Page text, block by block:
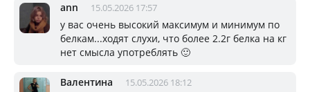
ann 15.05.2026 17:57
у вас очень высокий максимум и минимум по
белкам...ходят слухи, что более 2.2г белка на кг
нет смысла употреблять 🙂
Валентина 15.05.2026 18:12